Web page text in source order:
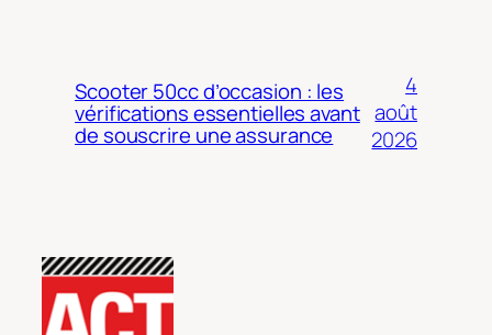
Scooter 50cc d’occasion : les
vérifications essentielles avant
de souscrire une assurance
4
août
2026